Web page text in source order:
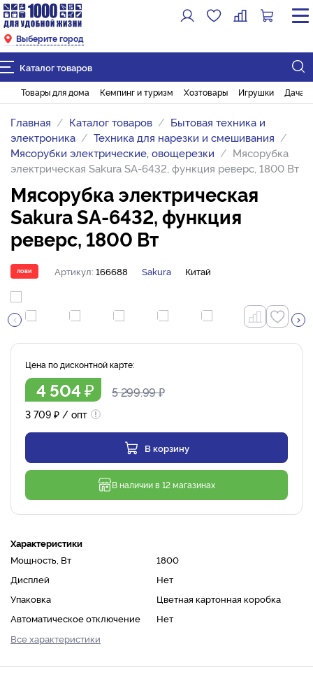
Выберите город
Каталог товаров
Товары для дома Кемпинг и туризм Хозтовары Игрушки Дача
Главная Каталог товаров
Бытовая техника и
электроника
Техника для нарезки и смешивания
Мясорубки электрические, овощерезки
Мясорубка
электрическая Sakura SA-6432, функция реверс, 1800 Вт
Мясорубка электрическая
Sakura SA-6432, функция
реверс, 1800 Вт
ЛОВИ Артикул: 166688 Sakura Китай
Цена по дисконтной карте:
4 504₽ 5 299.99₽
3 709 ₽ / опт
В корзину
В наличии в 12 магазинах
Характеристики
Мощность, Вт
1800
Дисплей
Нет
Упаковка
Цветная картонная коробка
Автоматическое отключение
Нет
Все характеристики